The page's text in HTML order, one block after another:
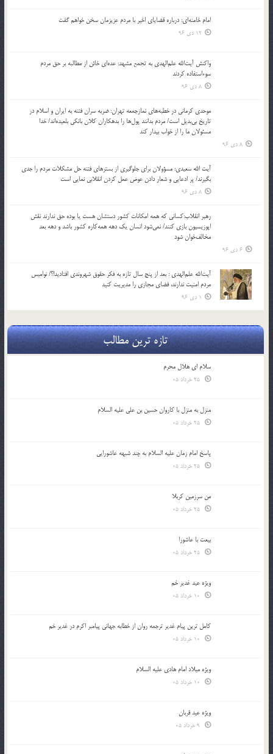
امام خامنه‌ای: درباره قضایای اخیر با مردم عزیزمان سخن خواهم گفت
12 دی 96
واکنش آیت‌الله علم‌الهدی به تجمع مشهد: عده‌ای خائن از مطالبه بر حق مردم
سوءاستفاده کردند
8 دی 96
موحدی کرمانی در خطبه‌های نمازجمعه تهران: ضربه‌ سران فتنه به ایران و اسلام در
تاریخ بی‌بدیل است/ مردم بدانند پول‌ها را بدهکاران کلان بانکی بلعیده‌اند/ خدا
مسئولان ما را از خواب بیدار کند
8 دی 96
آیت الله سعیدی: مسؤولان برای جلوگیری از بسترهای فتنه حل مشکلات مردم را جدی
بگیرند/ پر ادعایی و شعار دادن عوض عمل کردن انقلابی نمایی است
8 دی 96
رهبر انقلاب:کسانی که همه امکانات کشور دستشان هست یا بوده حق ندارند نقش
اپوزیسیون بازی کنند/ نمی‌شود انسان یک‌ دهه همه‌کاره کشور باشد و دهه بعد
مخالف‌خوان شود
6 دی 96
آیت‌الله علم‌الهدی : بعد از پنج سال تازه به فکر حقوق شهروندی افتادید!؟/ نوامیس
مردم امنیت ندارند، فضای مجازی را مدیریت کنید
1 دی 96
تازه ترین مطالب
سلام ای هلال محرم
منزل به منزل با کاروان حسین بن علی علیه السلام
پاسخ امام زمان علیه السلام به چند شبهه عاشورایی
من سرزمین کربلا
بیعت با عاشورا
ویژه عید غدیر خم
کامل ترین پیام غدیر ترجمه روان از خطابه جهانی پیامبر اکرم در غدیر خم
ویژه میلاد امام هادی علیه السلام
ویژه عید قربان